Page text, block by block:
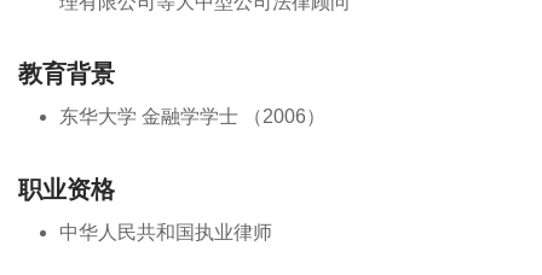
教育背景
东华大学 金融学学士 （2006）
职业资格
中华人民共和国执业律师